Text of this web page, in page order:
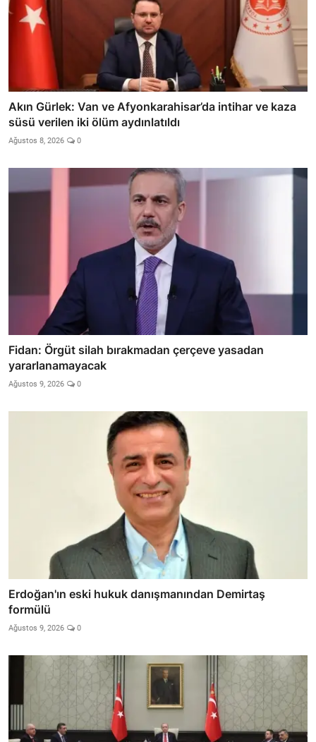
Akın Gürlek: Van ve Afyonkarahisar’da intihar ve kaza
süsü verilen iki ölüm aydınlatıldı
Ağustos 8, 2026 0
Fidan: Örgüt silah bırakmadan çerçeve yasadan
yararlanamayacak
Ağustos 9, 2026 0
Erdoğan'ın eski hukuk danışmanından Demirtaş
formülü
Ağustos 9, 2026 0